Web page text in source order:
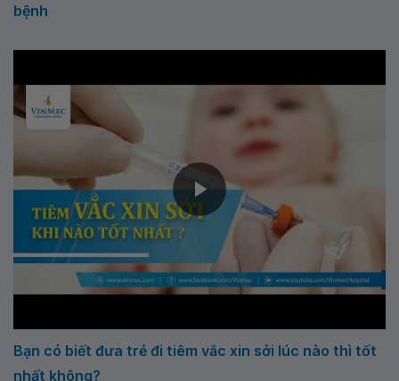
bệnh
Bạn có biết đưa trẻ đi tiêm vắc xin sởi lúc nào thì tốt
nhất không?